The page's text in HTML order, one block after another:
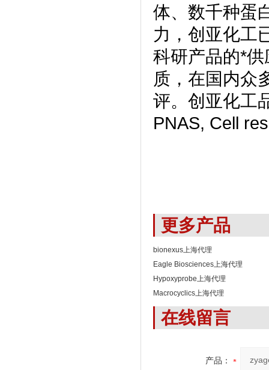
体、数千种蛋
力，创亚化工
科研产品的*
质，在国内众
评。创亚化工
PNAS, Cell
更多产品
bionexus上海代理
Eagle Biosciences上海代理
Hypoxyprobe上海代理
Macrocyclics上海代理
在线留言
产品：